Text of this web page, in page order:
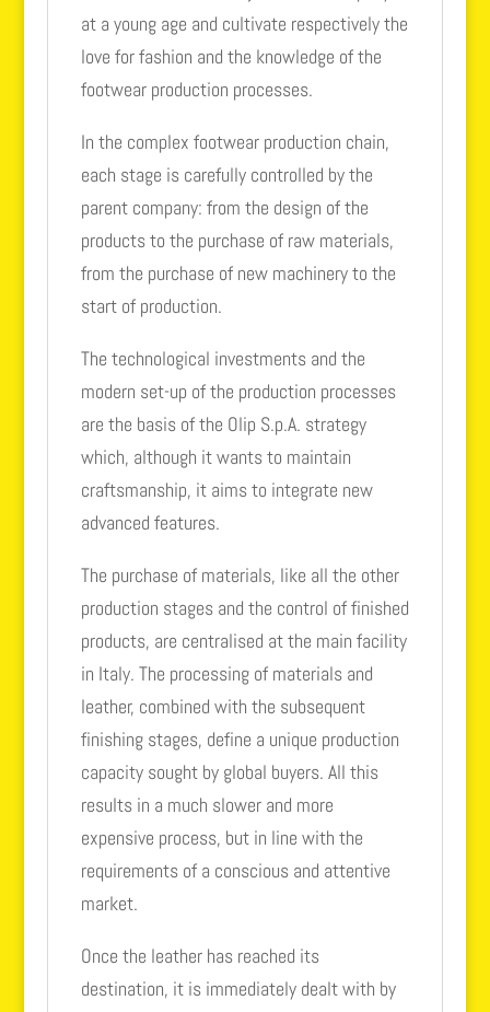
at a young age and cultivate respectively the
love for fashion and the knowledge of the
footwear production processes.
In the complex footwear production chain,
each stage is carefully controlled by the
parent company: from the design of the
products to the purchase of raw materials,
from the purchase of new machinery to the
start of production.
The technological investments and the
modern set-up of the production processes
are the basis of the Olip S.p.A. strategy
which, although it wants to maintain
craftsmanship, it aims to integrate new
advanced features.
The purchase of materials, like all the other
production stages and the control of finished
products, are centralised at the main facility
in Italy. The processing of materials and
leather, combined with the subsequent
finishing stages, define a unique production
capacity sought by global buyers. All this
results in a much slower and more
expensive process, but in line with the
requirements of a conscious and attentive
market.
Once the leather has reached its
destination, it is immediately dealt with by